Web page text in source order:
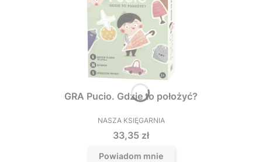
GRA Pucio. Gdzie to położyć?
PRODUCENT
NASZA KSIĘGARNIA
Cena
33,35 zł
Powiadom mnie